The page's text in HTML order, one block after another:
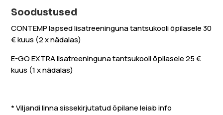
Soodustused
CONTEMP lapsed lisatreeninguna tantsukooli õpilasele 30
€ kuus (2 x nädalas)
E-GO EXTRA lisatreeninguna tantsukooli õpilasele 25 €
kuus (1 x nädalas)
* Viljandi linna sissekirjutatud õpilane leiab info